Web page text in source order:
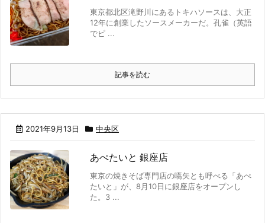
東京都北区滝野川にあるトキハソースは、大正
12年に創業したソースメーカーだ。孔雀（英語
でピ ...
記事を読む
2021年9月13日 中央区
あぺたいと 銀座店
東京の焼きそば専門店の嚆矢とも呼べる「あぺ
たいと」が、8月10日に銀座店をオープンし
た。3 ...